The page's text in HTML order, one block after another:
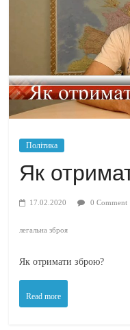
Політика
Як
17.02.2020 0 Comment
легальна зброя
Як отримати зброю?
Read more